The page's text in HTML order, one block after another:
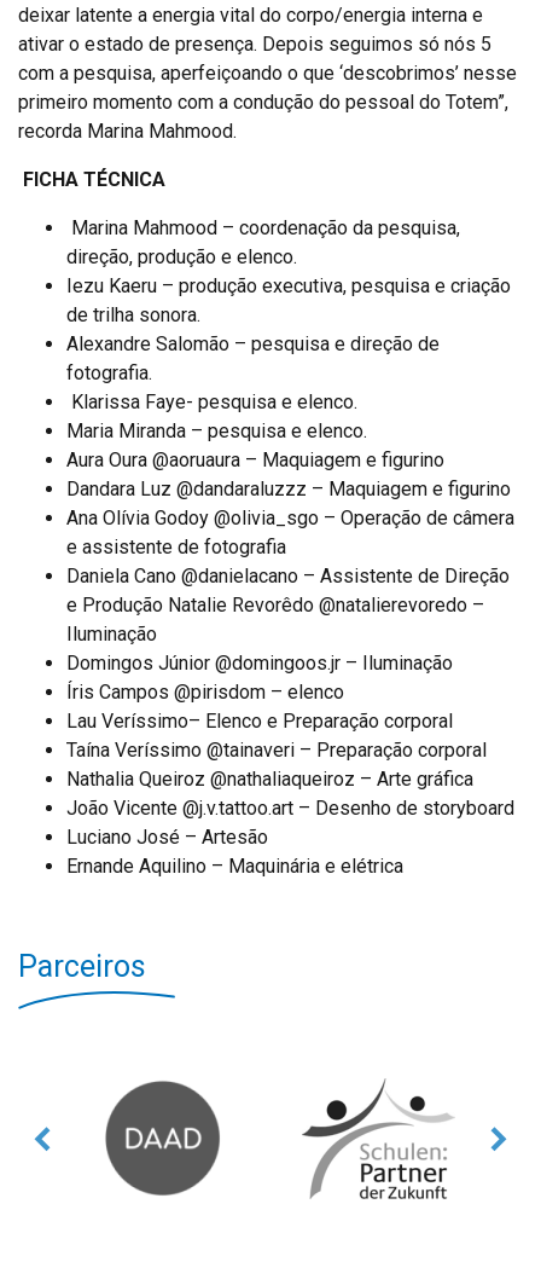
deixar latente a energia vital do corpo/energia interna e
ativar o estado de presença. Depois seguimos só nós 5
com a pesquisa, aperfeiçoando o que ‘descobrimos’ nesse
primeiro momento com a condução do pessoal do Totem”,
recorda Marina Mahmood.
FICHA TÉCNICA
Marina Mahmood – coordenação da pesquisa,
direção, produção e elenco.
Iezu Kaeru – produção executiva, pesquisa e criação
de trilha sonora.
Alexandre Salomão – pesquisa e direção de
fotografia.
Klarissa Faye- pesquisa e elenco.
Maria Miranda – pesquisa e elenco.
Aura Oura @aoruaura – Maquiagem e figurino
Dandara Luz @dandaraluzzz – Maquiagem e figurino
Ana Olívia Godoy @olivia_sgo – Operação de câmera
e assistente de fotografia
Daniela Cano @danielacano – Assistente de Direção
e Produção Natalie Revorêdo @natalierevoredo –
Iluminação
Domingos Júnior @domingoos.jr – Iluminação
Íris Campos @pirisdom – elenco
Lau Veríssimo– Elenco e Preparação corporal
Taína Veríssimo @tainaveri – Preparação corporal
Nathalia Queiroz @nathaliaqueiroz – Arte gráfica
João Vicente @j.v.tattoo.art – Desenho de storyboard
Luciano José – Artesão
Ernande Aquilino – Maquinária e elétrica
Parceiros